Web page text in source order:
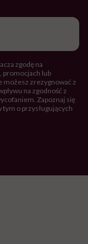
zgodę na
promocjach lub
możesz zrezygnować z
na zgodność z
Zapoznaj się
o przysługujących